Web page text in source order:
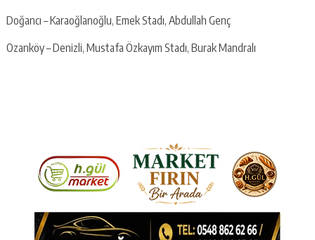
Doğancı – Karaoğlanoğlu, Emek Stadı, Abdullah Genç
Ozanköy – Denizli, Mustafa Özkayım Stadı, Burak Mandralı